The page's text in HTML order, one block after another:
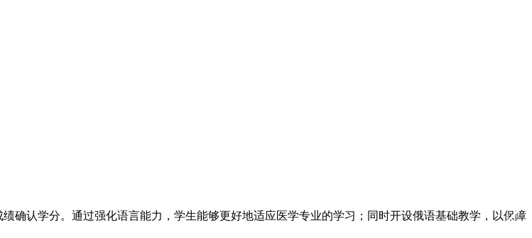
确认学分。通过强化语言能力，学生能够更好地适应医学专业的学习；同时开设俄语基础教学，以保障